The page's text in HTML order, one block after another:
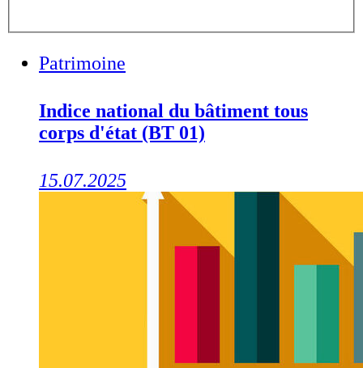
Patrimoine
Indice national du bâtiment tous
corps d'état (BT 01)
15.07.2025